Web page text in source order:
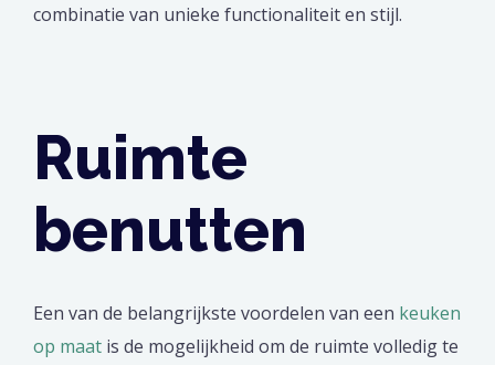
combinatie van unieke functionaliteit en stijl.
Ruimte
benutten
Een van de belangrijkste voordelen van een keuken
op maat is de mogelijkheid om de ruimte volledig te